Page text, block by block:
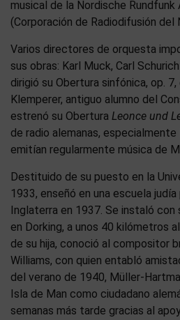
musical de la Nordische
(Corporación de Radiodifusión del
Varios directores de orquesta
sus obras: Karl Muck, Carl
dirigió su Obertura sinfónica, op.
Klemperer, antiguo alumno del
estrenó su Obertura Leonce und
de radio alemanas,
emitían regularmente música de
Destituido de su puesto en la
1933, enseñó en una escuela
Inglaterra en 1937. Se instaló con
en Dorking, a unos 40 kilómetros
de su hija, conoció al compositor
Williams, con quien entabló
del verano de 1940, Müller-
Isla de Man como ciudadano
semanas más tarde gracias al